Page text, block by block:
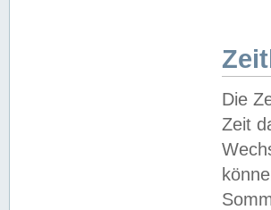
Die
Zeit